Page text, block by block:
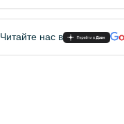
Читайте нас в